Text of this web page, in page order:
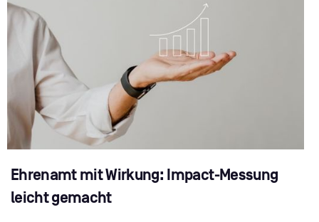
Ehrenamt mit Wirkung: Impact-Messung
leicht gemacht